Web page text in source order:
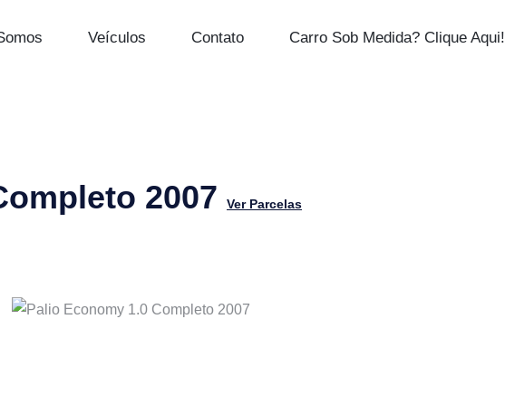
Veículos Contato Carro Sob Medida? Clique Aqui!
2007 Ver Parcelas